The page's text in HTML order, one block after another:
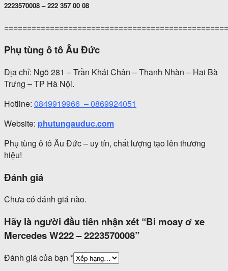
2223570008 – 222 357 00 08
Phụ tùng ô tô Âu Đức
Địa chỉ: Ngõ 281 – Trần Khát Chân – Thanh Nhàn – Hai Bà
Trưng – TP Hà Nội.
Hotline: 0849919966 –0869924051
Website: phutungauduc.com
Phụ tùng ô tô Âu Đức – uy tín, chất lượng tạo lên thương
hiệu!
Đánh giá
Chưa có đánh giá nào.
Hãy là người đầu tiên nhận xét “Bi moay ơ xe
Mercedes W222 – 2223570008”
Đánh giá của bạn *